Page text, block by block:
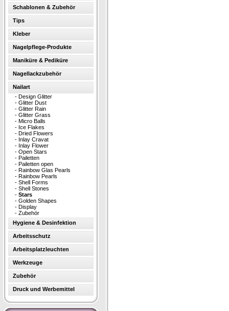
Schablonen & Zubehör
Tips
Kleber
Nagelpflege-Produkte
Maniküre & Pediküre
Nagellackzubehör
Nailart
- Design Glitter
- Glitter Dust
- Glitter Rain
- Glitter Grass
- Micro Balls
- Ice Flakes
- Dried Flowers
- Inlay Cravat
- Inlay Flower
- Open Stars
- Pailetten
- Pailetten open
- Rainbow Glas Pearls
- Rainbow Pearls
- Shell Forms
- Shell Stones
- Stars
- Golden Shapes
- Display
- Zubehör
Hygiene & Desinfektion
Arbeitsschutz
Arbeitsplatzleuchten
Werkzeuge
Zubehör
Druck und Werbemittel